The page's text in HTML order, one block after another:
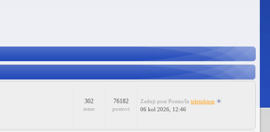
302
teme
76182
postovi
Zadnji post Postao/la teletubiess
06 kol 2026, 12:46